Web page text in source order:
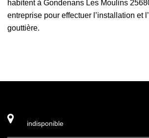
habitent à Gondenans Les Moulins
entreprise pour effectuer l’installation et
gouttière.
indisponible